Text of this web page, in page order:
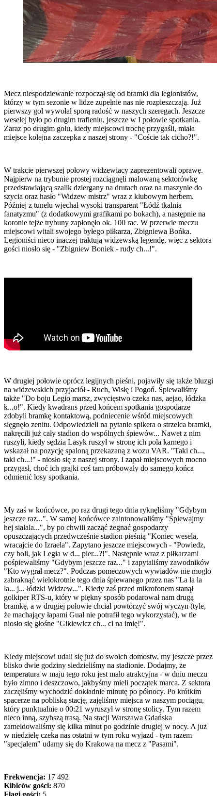
Mecz niespodziewanie rozpoczął się od bramki dla legionistów,
którzy w tym sezonie w lidze zupełnie nas nie rozpieszczają. Już
pierwszy gol wywołał sporą radość w naszych szeregach. Jeszcze
weselej było po drugim trafieniu, jeszcze w I połowie spotkania.
Zaraz po drugim golu, kiedy miejscowi trochę przygaśli, miała
miejsce kolejna zaczepka z naszej strony - "Coście tak cicho?!".
W trakcie pierwszej połowy widzewiacy zaprezentowali oprawę.
Najpierw na trybunie prostej rozciągnęli malowaną sektorówkę
przedstawiającą szalik dziergany na drutach oraz na maszynie do
szycia oraz hasło "Widzew mistrz" wraz z klubowym herbem.
Później z tunelu wjechał wysoki transparent "Łódź tkalnia
fanatyzmu" (z dodatkowymi grafikami po bokach), a następnie na
koronie tejże trybuny zapłonęło ok. 100 rac. W przerwie meczu
miejscowi witali swojego byłego piłkarza, Zbigniewa Bońka.
Legioniści nieco inaczej traktują widzewską legendę, więc z sektora
gości niosło się - "Zbigniew Boniek - rudy ch...!".
W drugiej połowie oprócz legijnych pieśni, pojawiły się także bluzgi
na widzewskich przyjaciół - Ruch, Wisłę i Pogoń. Śpiewaliśmy
także "Do boju Legio marsz, zwycięstwo czeka nas, aejao, łódzka
k...o!". Kiedy kwadrans przed końcem spotkania gospodarze
zdobyli bramkę kontaktową, podniecenie wśród miejscowych
sięgnęło zenitu. Odpowiedzieli na pytanie spikera o strzelca bramki,
nakręcili już cały stadion do wspólnych śpiewów... Nawet z nim
ruszyli, kiedy sędzia Lasyk ruszył w stronę ich pola karnego i
wskazał na pozycję spaloną przekazaną z wozu VAR. "Taki ch...,
taki ch...!" - niosło się z naszej strony. I zapał miejscowych mocno
przygasł, choć ich grajki coś tam próbowały do samego końca
odmienić losy spotkania.
My zaś w końcówce, po raz drugi tego dnia ryknęliśmy "Gdybym
jeszcze raz...". W samej końcówce zaintonowaliśmy "Śpiewajmy
hej sialala...", by po chwili zacząć żegnać gospodarzy
opuszczających przedwcześnie stadion pieśnią "Koniec wesela,
wracajcie do Izraela". Zapytano jeszcze miejscowych - "Powiedz,
czy boli, jak Legia w d... pier...?!". Następnie wraz z piłkarzami
pośpiewaliśmy "Gdybym jeszcze raz..." i zapytaliśmy zawodników
"Kto wygrał mecz?". Podczas pomeczowych wywiadów nie mogło
zabraknąć wielokrotnie tego dnia śpiewanego przez nas "La la la
la... j... łódzki Widzew...". Kiedy zaś przed mikrofonem stanął
golkiper RTS-u, który w piękny sposób podarował nam drugą
bramkę, a w drugiej połowie chciał powtórzyć swój wyczyn (tyle,
że machający łapami Gual nie potrafił tego wykorzystać), w tle
niosło się głośne "Gikiewicz ch... ci na imię!".
Kiedy miejscowi udali się już do swoich domostw, my jeszcze przez
blisko dwie godziny siedzieliśmy na stadionie. Dodajmy, że
temperatura w maju tego roku jest mało atrakcyjna - w dniu meczu
było zimno i deszczowo, jakbyśmy mieli początek marca. Z sektora
zaczęliśmy wychodzić dokładnie minutę po północy. Po krótkim
spacerze na pobliską stację, zajęliśmy miejsca w naszym pociągu,
który punktualnie o 00:21 wyruszył w stronę stolicy. Tym razem
nieco inną, szybszą trasą. Na stacji Warszawa Gdańska
zameldowaliśmy się kilka minut po godzinie drugiej w nocy. A już
w niedzielę czeka nas ostatni w tym roku wyjazd - tym razem
"specjalem" udamy się do Krakowa na mecz z "Pasami".
Frekwencja: 17 492
Kibiców gości: 870
Flagi gości: 5